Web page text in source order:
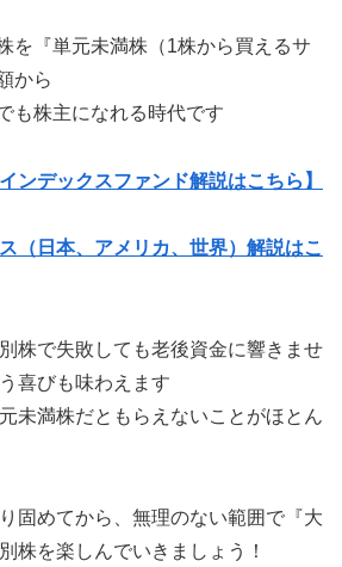
を『単元未満株（1株から買えるサ
から
も株主になれる時代です
ンデックスファンド解説はこちら】
（日本、アメリカ、世界）解説はこ
株で失敗しても老後資金に響きませ
喜びも味わえます
未満株だともらえないことがほとん
固めてから、無理のない範囲で『大
株を楽しんでいきましょう！